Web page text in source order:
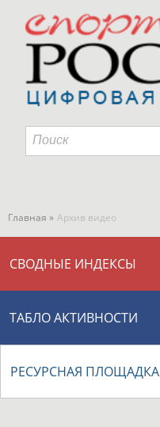
Главная » Архив видео
СВОДНЫЕ ИНДЕКСЫ
ТАБЛО АКТИВНОСТИ
РЕСУРСНАЯ ПЛОЩАДКА